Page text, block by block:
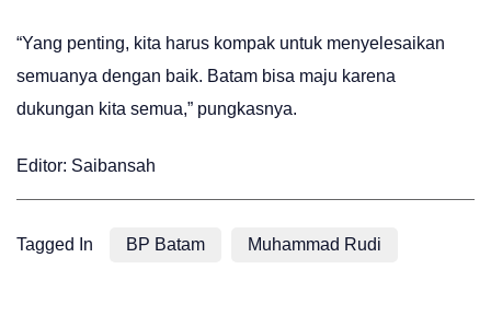
“Yang penting, kita harus kompak untuk menyelesaikan
semuanya dengan baik. Batam bisa maju karena
dukungan kita semua,” pungkasnya.
Editor: Saibansah
Tagged In BP Batam Muhammad Rudi